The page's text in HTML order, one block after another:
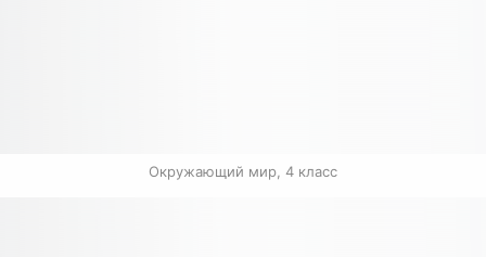
Окружающий мир, 4 класс